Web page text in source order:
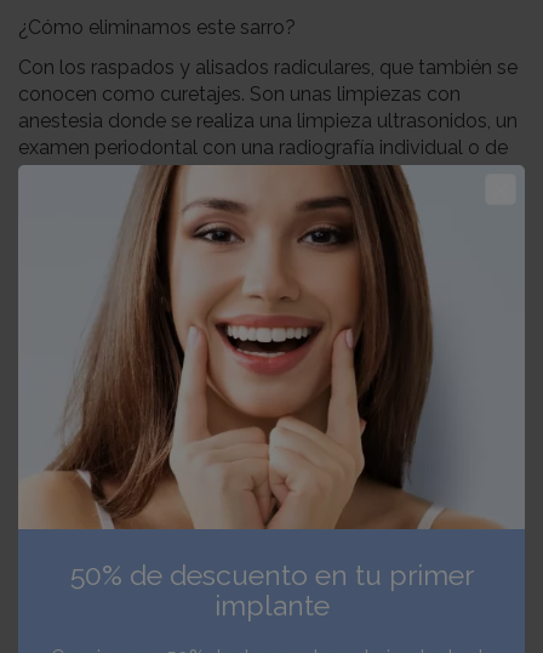
¿Cómo eliminamos este sarro?
Con los raspados y alisados radiculares, que también se
conocen como curetajes. Son unas limpiezas con
anestesia donde se realiza una limpieza ultrasonidos, un
examen periodontal con una radiografía individual o de
varios dientes para evaluar el daño y la cantidad de
sarro y después sondamos y medimos cada cara de
cada diente para ver cuánto hueso se ha perdido. Esto
nos proporciona información de cada pieza y su
pronóstico así como un histórico. En unos meses se
vuelve a repetir el estudio y se comprueba si la pérdida
de hueso avanza o no.
De esta manera diagnosticamos los distintos grados de
periodontitis: grado 1, grado 2 o grado 3. Así de hace una
previsión de la vida del diente.
Estos tratamientos se realizan por cuadrantes de la
boca, tenemos 4 y pueden hacerse de uno en uno o
parte inferior (2 cuadrantes) y parte inferior (2
50% de descuento en tu primer
implante